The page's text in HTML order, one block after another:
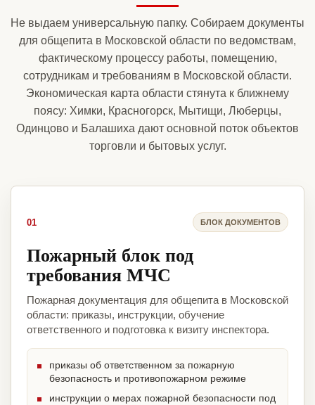
Не выдаем универсальную папку. Собираем документы
для общепита в Московской области по ведомствам,
фактическому процессу работы, помещению,
сотрудникам и требованиям в Московской области.
Экономическая карта области стянута к ближнему
поясу: Химки, Красногорск, Мытищи, Люберцы,
Одинцово и Балашиха дают основной поток объектов
торговли и бытовых услуг.
01 БЛОК ДОКУМЕНТОВ
Пожарный блок под
требования МЧС
Пожарная документация для общепита в Московской
области: приказы, инструкции, обучение
ответственного и подготовка к визиту инспектора.
приказы об ответственном за пожарную
безопасность и противопожарном режиме
инструкции о мерах пожарной безопасности под